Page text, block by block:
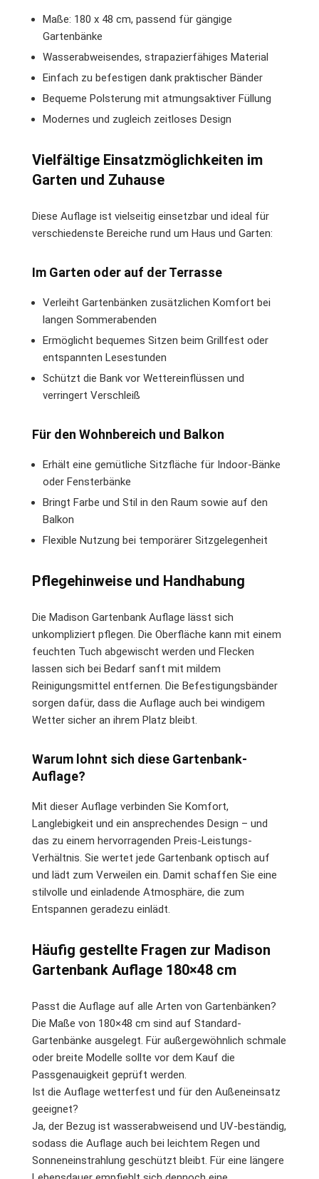
Maße: 180 x 48 cm, passend für gängige
Gartenbänke
Wasserabweisendes, strapazierfähiges Material
Einfach zu befestigen dank praktischer Bänder
Bequeme Polsterung mit atmungsaktiver Füllung
Modernes und zugleich zeitloses Design
Vielfältige Einsatzmöglichkeiten im
Garten und Zuhause
Diese Auflage ist vielseitig einsetzbar und ideal für
verschiedenste Bereiche rund um Haus und Garten:
Im Garten oder auf der Terrasse
Verleiht Gartenbänken zusätzlichen Komfort bei
langen Sommerabenden
Ermöglicht bequemes Sitzen beim Grillfest oder
entspannten Lesestunden
Schützt die Bank vor Wettereinflüssen und
verringert Verschleiß
Für den Wohnbereich und Balkon
Erhält eine gemütliche Sitzfläche für Indoor-Bänke
oder Fensterbänke
Bringt Farbe und Stil in den Raum sowie auf den
Balkon
Flexible Nutzung bei temporärer Sitzgelegenheit
Pflegehinweise und Handhabung
Die Madison Gartenbank Auflage lässt sich
unkompliziert pflegen. Die Oberfläche kann mit einem
feuchten Tuch abgewischt werden und Flecken
lassen sich bei Bedarf sanft mit mildem
Reinigungsmittel entfernen. Die Befestigungsbänder
sorgen dafür, dass die Auflage auch bei windigem
Wetter sicher an ihrem Platz bleibt.
Warum lohnt sich diese Gartenbank-
Auflage?
Mit dieser Auflage verbinden Sie Komfort,
Langlebigkeit und ein ansprechendes Design – und
das zu einem hervorragenden Preis-Leistungs-
Verhältnis. Sie wertet jede Gartenbank optisch auf
und lädt zum Verweilen ein. Damit schaffen Sie eine
stilvolle und einladende Atmosphäre, die zum
Entspannen geradezu einlädt.
Häufig gestellte Fragen zur Madison
Gartenbank Auflage 180×48 cm
Passt die Auflage auf alle Arten von Gartenbänken?
Die Maße von 180×48 cm sind auf Standard-
Gartenbänke ausgelegt. Für außergewöhnlich schmale
oder breite Modelle sollte vor dem Kauf die
Passgenauigkeit geprüft werden.
Ist die Auflage wetterfest und für den Außeneinsatz
geeignet?
Ja, der Bezug ist wasserabweisend und UV-beständig,
sodass die Auflage auch bei leichtem Regen und
Sonneneinstrahlung geschützt bleibt. Für eine längere